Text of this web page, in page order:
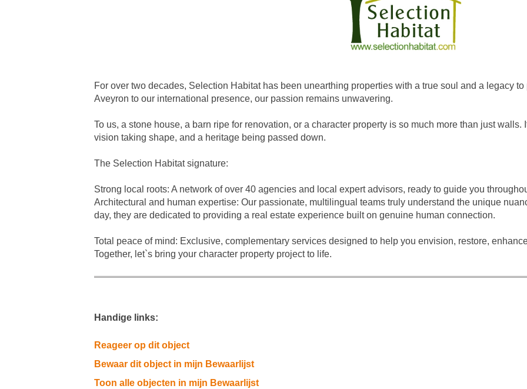
For over two decades, Selection Habitat has been unearthing properties with a true soul and a legacy
Aveyron to our international presence, our passion remains unwavering.
To us, a stone house, a barn ripe for renovation, or a character property is so much more than just walls.
vision taking shape, and a heritage being passed down.
The Selection Habitat signature:
Strong local roots: A network of over 40 agencies and local expert advisors, ready to guide you
Architectural and human expertise: Our passionate, multilingual teams truly understand the unique
day, they are dedicated to providing a real estate experience built on genuine human connection.
Total peace of mind: Exclusive, complementary services designed to help you envision, restore,
Together, let`s bring your character property project to life.
Handige links:
Reageer op dit object
Bewaar dit object in mijn Bewaarlijst
Toon alle objecten in mijn Bewaarlijst